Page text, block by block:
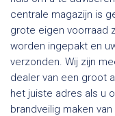
centrale magazijn is
grote eigen voorraad
worden ingepakt en
verzonden. Wij zijn
dealer van een groot
het juiste adres als u
brandveilig maken